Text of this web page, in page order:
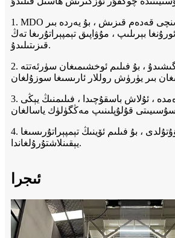
1. MDO جەريانىدىكى بىرىنچى قەدەم قىزىش ، بۇ يەردە بىر
بېرىلىپ ، مۇۋاپىق تېمپېراتۇرىغا تەڭ
قىزىتىلىدۇ.
2. بۇ يۆنىلىشكە ئەگىشىدۇ ، بۇ فىلىم ئوخشىمىغان سۈرئەتتە
3. كېيىنكى قەدەمدە ، ئۇلاش باسقۇچىدا ، فىلىمنىڭ يېڭى
4. ئاخىرىدا سوۋۇتۇلدى ، بۇ فىلىم ئۆينىڭ تېمپېراتۇرىسىغا
يېقىنلاشتۇرۇلغاندا.
ئىجرا